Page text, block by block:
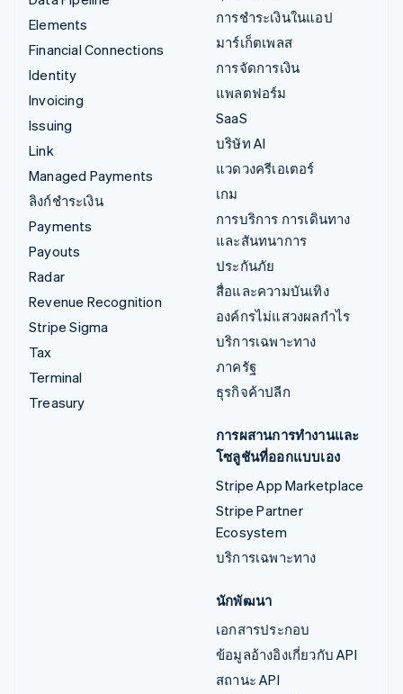
Elements
Financial Connections
Identity
Invoicing
Issuing
Link
Managed Payments
ลิงก์ชำระเงิน
Payments
Payouts
Radar
Revenue Recognition
Stripe Sigma
Tax
Terminal
Treasury
การชำระเงินในแอป
มาร์เก็ตเพลส
การจัดการเงิน
แพลตฟอร์ม
SaaS
บริษัท AI
แวดวงครีเอเตอร์
เกม
การบริการ การเดินทาง
และสันทนาการ
ประกันภัย
สื่อและความบันเทิง
องค์กรไม่แสวงผลกำไร
บริการเฉพาะทาง
ภาครัฐ
ธุรกิจค้าปลีก
การผสานการทำงานและ
โซลูชันที่ออกแบบเอง
Stripe App Marketplace
Stripe Partner
Ecosystem
บริการเฉพาะทาง
นักพัฒนา
เอกสารประกอบ
ข้อมูลอ้างอิงเกี่ยวกับ API
สถานะ API